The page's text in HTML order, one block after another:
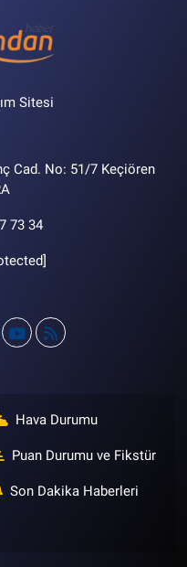
Sitesi
Cad. No: 51/7 Keçiören
73 34
Hava Durumu
Puan Durumu ve Fikstür
Son Dakika Haberleri